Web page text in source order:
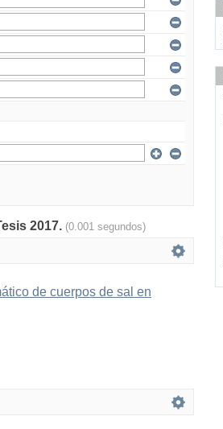
2017. (0.001 segundos)
de cuerpos de sal en